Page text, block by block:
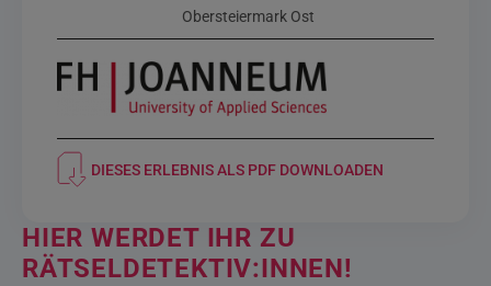
Obersteiermark Ost
DIESES ERLEBNIS ALS PDF DOWNLOADEN
HIER WERDET IHR ZU
RÄTSELDETEKTIV:INNEN!